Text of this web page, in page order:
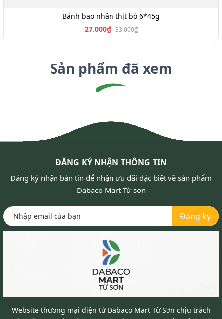
Bánh bao nhân thịt bò 6*45g
27.000₫ 33.000₫
Sản phẩm đã xem
ĐĂNG KÝ NHẬN THÔNG TIN
Đăng ký nhận bản tin để nhận ưu đãi đặc biệt về sản phẩm
Dabaco Mart Từ sơn
Đăng ký
Website thương mại điện tử Dabaco Mart Từ Sơn chịu trách